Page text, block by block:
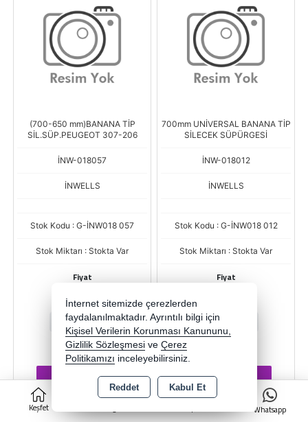
Keşfet
0
Whatsapp
(700-650 mm)BANANA TİP
SİL.SÜP.PEUGEOT 307-206
İNW-018057
İNWELLS
Stok Kodu : G-İNW018 057
Stok Miktarı : Stokta Var
Fiyat
+
ADET
Sepete Ekle
700mm UNİVERSAL BANANA TİP
SİLECEK SÜPÜRGESİ
İNW-018012
İNWELLS
Stok Kodu : G-İNW018 012
Stok Miktarı : Stokta Var
Fiyat
-
Sepete Ekle
İnternet sitemizde çerezlerden
faydalanılmaktadır. Ayrıntılı bilgi için
Kişisel Verilerin Korunması Kanununu,
Gizlilik Sözleşmesi ve Çerez
Politikamızı inceleyebilirsiniz.
Reddet Kabul Et